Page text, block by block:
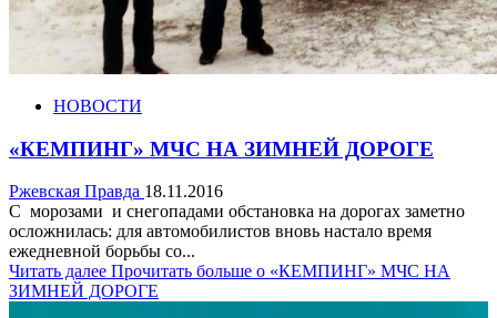
НОВОСТИ
«КЕМПИНГ» МЧС НА ЗИМНЕЙ ДОРОГЕ
Ржевская Правда 18.11.2016
С морозами и снегопадами обстановка на дорогах заметно
осложнилась: для автомобилистов вновь настало время
ежедневной борьбы со...
Читать далее Прочитать больше о «КЕМПИНГ» МЧС НА
ЗИМНЕЙ ДОРОГЕ